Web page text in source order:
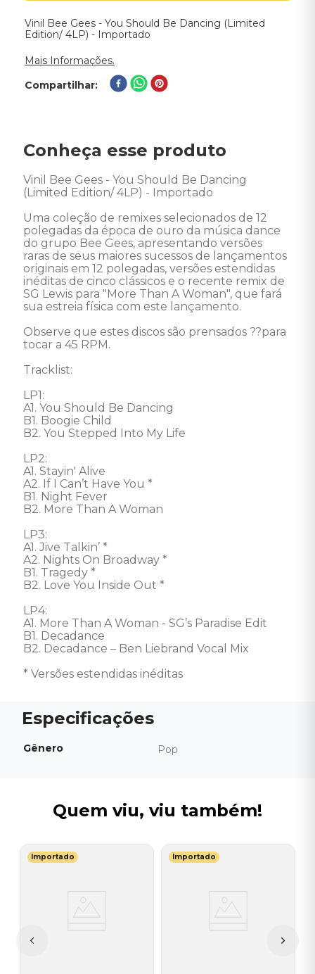
Vinil Bee Gees - You Should Be Dancing (Limited
Edition/ 4LP) - Importado
Mais Informações.
Compartilhar
Conheça esse produto
Vinil Bee Gees - You Should Be Dancing
(Limited Edition/ 4LP) - Importado
Uma coleção de remixes selecionados de 12
polegadas da época de ouro da música dance
do grupo Bee Gees, apresentando versões
raras de seus maiores sucessos de lançamentos
originais em 12 polegadas, versões estendidas
inéditas de cinco clássicos e o recente remix de
SG Lewis para "More Than A Woman", que fará
sua estreia física com este lançamento.
Observe que estes discos são prensados ??para
tocar a 45 RPM.
Tracklist:
LP1:
A1. You Should Be Dancing
B1. Boogie Child
B2. You Stepped Into My Life
LP2:
A1. Stayin' Alive
A2. If I Can’t Have You *
B1. Night Fever
B2. More Than A Woman
LP3:
A1. Jive Talkin’ *
A2. Nights On Broadway *
B1. Tragedy *
B2. Love You Inside Out *
LP4:
A1. More Than A Woman - SG’s Paradise Edit
B1. Decadance
B2. Decadance – Ben Liebrand Vocal Mix
* Versões estendidas inéditas
Gênero Pop
Quem viu, viu também!
Importado Importado